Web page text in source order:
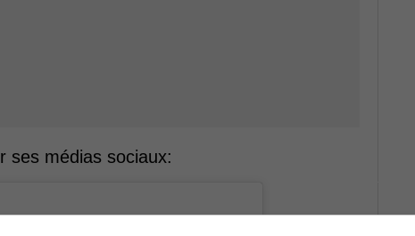
ses médias sociaux: